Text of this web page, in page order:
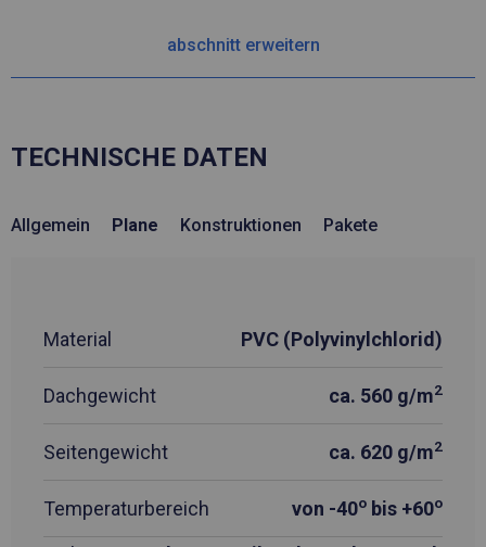
abschnitt erweitern
TECHNISCHE DATEN
Allgemein Plane Konstruktionen Pakete
Material PVC (Polyvinylchlorid)
Dachgewicht ca. 560 g/m2
Seitengewicht ca. 620 g/m2
Temperaturbereich von -40o bis +60o